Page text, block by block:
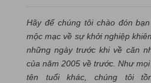
Hãy để chúng tôi chào đón
mộc mạc về sự khởi nghiệp
những ngày trước khi về căn
của năm 2005 về trước. Như
tên tuổi khác, chúng tôi